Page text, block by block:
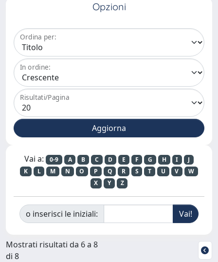
Opzioni
Ordina per:
In ordine:
Risultati/Pagina
Vai a: 0-9 A B C D E F G H I
J
K
L M N O P Q R S T U V
W
X
Y Z
o inserisci le iniziali:
Mostrati risultati da 6 a 8
di 8